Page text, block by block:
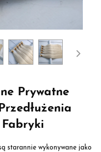
Prywatne
Fabryki
starannie wykonywane jako